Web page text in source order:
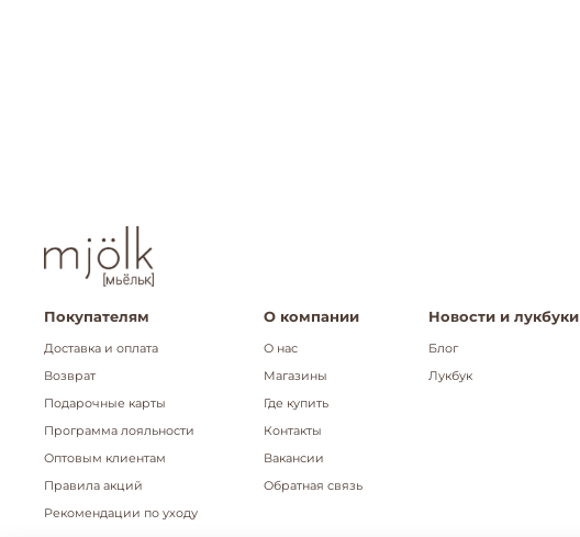
Покупателям
Доставка и оплата
Возврат
Подарочные карты
Программа лояльности
Оптовым клиентам
Правила акций
Рекомендации по уходу
О компании
О нас
Магазины
Где купить
Контакты
Вакансии
Обратная связь
Новости и лукбуки
Блог
Лукбук